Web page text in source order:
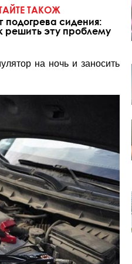
ТАКОЖ
подогрева сидения:
решить эту проблему
на ночь и заносить